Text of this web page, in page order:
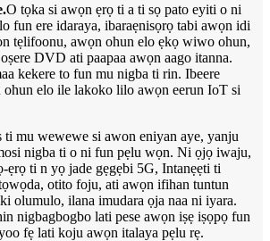
O tọka si awọn ẹrọ ti a ti sọ pato eyiti o ni
fun ere idaraya, ibaraẹnisọrọ tabi awọn idi
tẹlifoonu, awọn ohun elo ẹkọ wiwo ohun,
DVD ati paapaa awọn aago itanna.
kekere to fun mu nigba ti rin. Ibeere
elo ile lakoko lilo awọn eerun IoT si
mu wewewe si awon eniyan aye, yanju
nigba ti o ni fun pẹlu wọn. Ni ọjọ iwaju,
ẹrọ ti n yọ jade gẹgẹbi 5G, Intanẹẹti ti
otito foju, ati awọn ifihan tuntun
olumulo, ilana imudara ọja naa ni iyara.
nigbagbogbo lati pese awọn iṣẹ iṣọpọ fun
fẹ lati koju awọn italaya pẹlu rẹ.